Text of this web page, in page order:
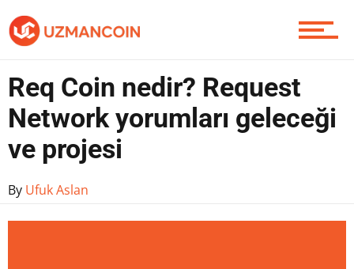
Req Coin nedir? Request
Network yorumları geleceği
ve projesi
By Ufuk Aslan